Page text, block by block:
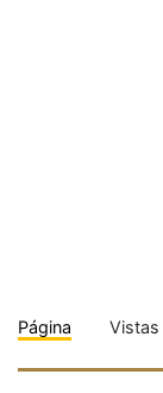
Página Vistas